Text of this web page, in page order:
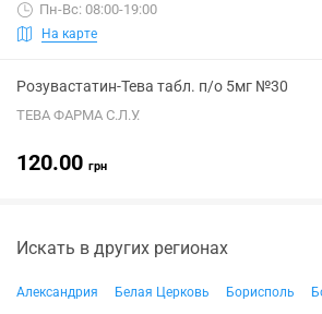
Пн-Вс: 08:00-19:00
На карте
Розувастатин-Тева табл. п/о 5мг №30
ТЕВА ФАРМА С.Л.У.
120.00 грн
Искать в других регионах
Александрия Белая Церковь Борисполь